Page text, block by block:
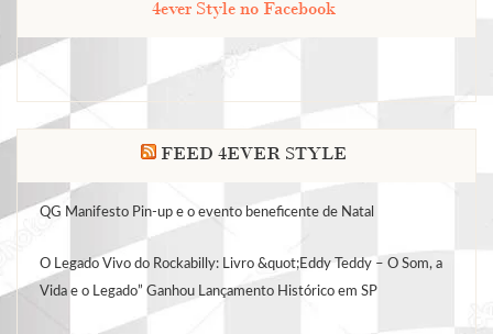
4ever Style no Facebook
FEED 4EVER STYLE
QG Manifesto Pin-up e o evento beneficente de Natal
O Legado Vivo do Rockabilly: Livro &quot;Eddy Teddy – O Som, a
Vida e o Legado” Ganhou Lançamento Histórico em SP